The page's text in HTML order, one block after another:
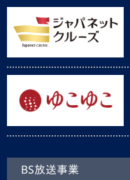
BS放送事業